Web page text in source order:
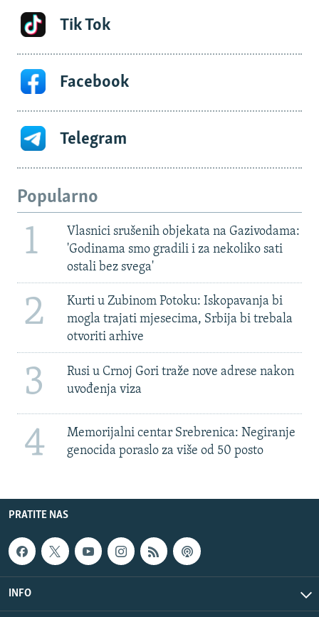
Tik Tok
Facebook
Telegram
Popularno
1
Vlasnici srušenih objekata na Gazivodama:
'Godinama smo gradili i za nekoliko sati
ostali bez svega'
2
Kurti u Zubinom Potoku: Iskopavanja bi
mogla trajati mjesecima, Srbija bi trebala
otvoriti arhive
3
Rusi u Crnoj Gori traže nove adrese nakon
uvođenja viza
4
Memorijalni centar Srebrenica: Negiranje
genocida poraslo za više od 50 posto
PRATITE NAS
INFO